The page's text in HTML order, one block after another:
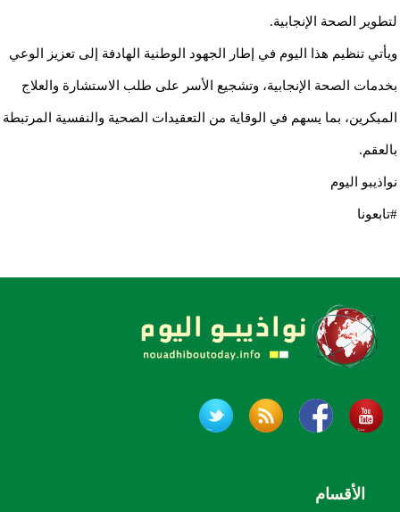
لتطوير الصحة الإنجابية.
ويأتي تنظيم هذا اليوم في إطار الجهود الوطنية الهادفة إلى تعزيز الوعي
بخدمات الصحة الإنجابية، وتشجيع الأسر على طلب الاستشارة والعلاج
المبكرين، بما يسهم في الوقاية من التعقيدات الصحية والنفسية المرتبطة
بالعقم.
نواذيبو اليوم
#تابعونا
الأقسام